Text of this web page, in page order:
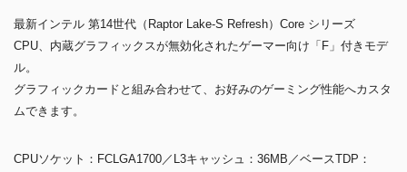
最新インテル 第14世代（Raptor Lake-S Refresh）Core シリーズ
CPU、内蔵グラフィックスが無効化されたゲーマー向け「F」付きモデ
ル。
グラフィックカードと組み合わせて、お好みのゲーミング性能へカスタ
ムできます。
CPUソケット：FCLGA1700／L3キャッシュ：36MB／ベースTDP：